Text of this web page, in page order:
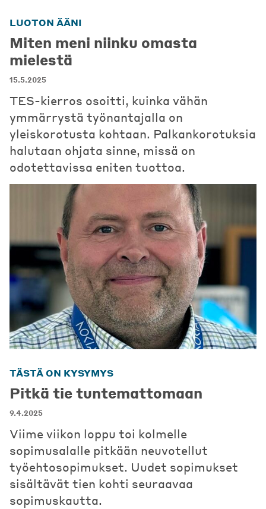
LUOTON ÄÄNI
Miten meni niinku omasta
mielestä
15.5.2025
TES-kierros osoitti, kuinka vähän
ymmärrystä työnantajalla on
yleiskorotusta kohtaan. Palkankorotuksia
halutaan ohjata sinne, missä on
odotettavissa eniten tuottoa.
TÄSTÄ ON KYSYMYS
Pitkä tie tuntemattomaan
9.4.2025
Viime viikon loppu toi kolmelle
sopimusalalle pitkään neuvotellut
työehtosopimukset. Uudet sopimukset
sisältävät tien kohti seuraavaa
sopimuskautta.